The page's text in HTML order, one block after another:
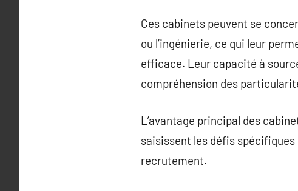
Ces cabinets peuvent se
ou l’ingénierie, ce qui leur
efficace. Leur capacité à
compréhension des
L’avantage principal des
saisissent les défis
recrutement.